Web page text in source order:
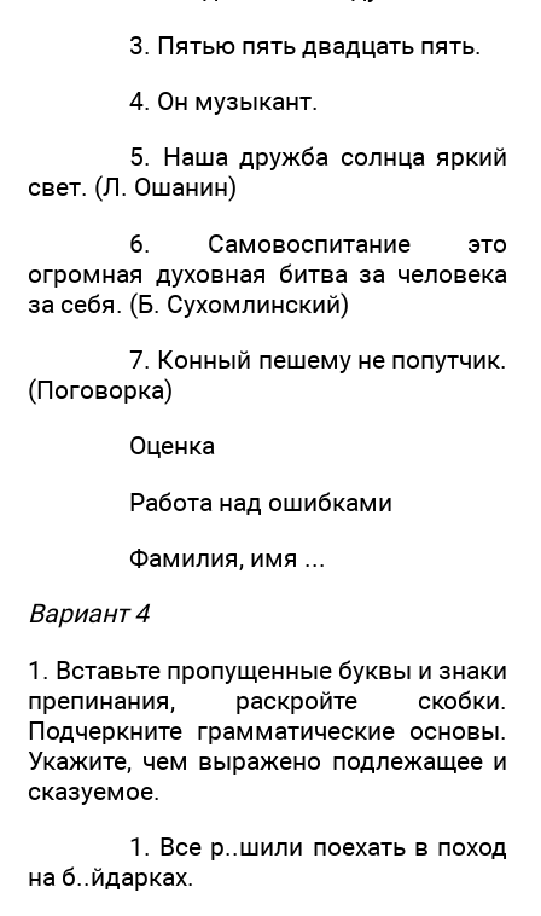
3. Пятью пять двадцать пять.
4. Он музыкант.
5. Наша дружба солнца яркий
свет. (Л. Ошанин)
6. Самовоспитание это
огромная духовная битва за человека
за себя. (Б. Сухомлинский)
7. Конный пешему не попутчик.
(Поговорка)
Оценка
Работа над ошибками
Фамилия, имя ...
Вариант 4
1. Вставьте пропущенные буквы и знаки
препинания, раскройте скобки.
Подчеркните грамматические основы.
Укажите, чем выражено подлежащее и
сказуемое.
1. Все р..шили поехать в поход
на б..йдарках.